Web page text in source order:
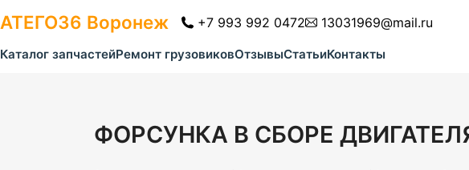
АТЕГО36 Воронеж +7 993 992 0472 13031969@mail.ru
Каталог запчастейРемонт грузовиковОтзывыСтатьиКонтакты
ФОРСУНКА В СБОРЕ